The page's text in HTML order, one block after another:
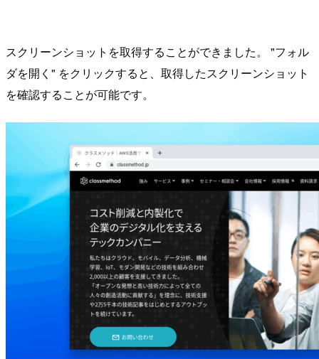
スクリーンショットを取得することができました。 "フォル
ダを開く" をクリックすると、取得したスクリーンショット
を確認することが可能です。